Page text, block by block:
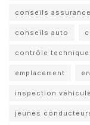
conseils assurance
conseils auto
contrôle technique
emplacement
inspection véhicule
jeunes